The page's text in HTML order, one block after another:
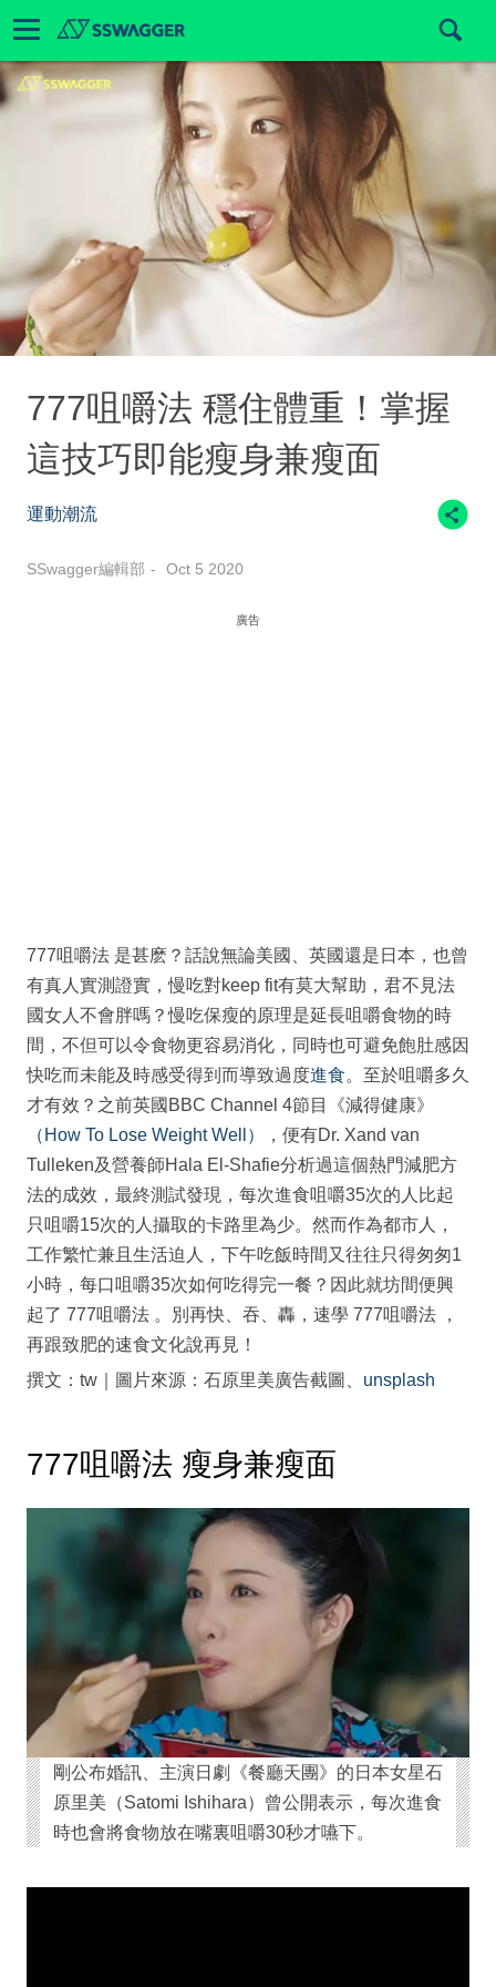
777咀嚼法 穩住體重！掌握
這技巧即能瘦身兼瘦面
運動潮流
SSwagger編輯部 Oct 5 2020
廣告
777咀嚼法 是甚麽？話說無論美國、英國還是日本，也曾
有真人實測證實，慢吃對keep fit有莫大幫助，君不見法
國女人不會胖嗎？慢吃保瘦的原理是延長咀嚼食物的時
間，不但可以令食物更容易消化，同時也可避免飽肚感因
快吃而未能及時感受得到而導致過度進食。至於咀嚼多久
才有效？之前英國BBC Channel 4節目《減得健康》
（How To Lose Weight Well）
，便有Dr. Xand van
Tulleken及營養師Hala El-Shafie分析過這個熱門減肥方
法的成效，最終測試發現，每次進食咀嚼35次的人比起
只咀嚼15次的人攝取的卡路里為少。然而作為都市人，
工作繁忙兼且生活迫人，下午吃飯時間又往往只得匆匆1
小時，每口咀嚼35次如何吃得完一餐？因此就坊間便興
起了 777咀嚼法 。別再快、吞、轟，速學 777咀嚼法 ，
再跟致肥的速食文化說再見！
撰文：tw｜圖片來源：石原里美廣告截圖、 unsplash
777咀嚼法 瘦身兼瘦面
剛公布婚訊、主演日劇《餐廳天團》的日本女星石
原里美（Satomi Ishihara）曾公開表示，每次進食
時也會將食物放在嘴裏咀嚼30秒才嚥下。